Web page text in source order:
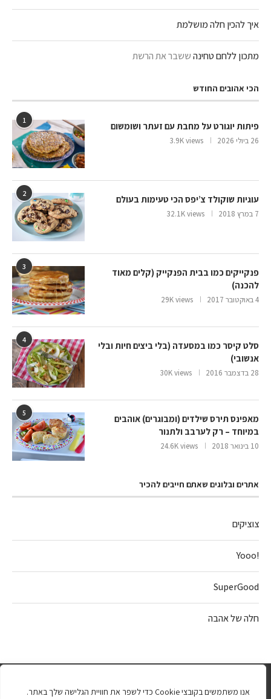
אנו משתמשים בקובצי Cookie כדי לשפר את חוויית הגלישה שלך באתר.
איך להכין חלה מושלמת
מתכון ללחם טחינהששבר את הרשת
הכי אהובים החודש
1
פיתות יוגורט על מחבת עם זעתר ושומשום
26 ביולי 2026 3.9K views
2
עוגיות שוקולד צ’יפס הכי טעימות בעולם
7 במרץ 2018 32.1K views
3
פנקייקים כמו בבית הפנקייק (קלים מאוד
להכנה)
4 באוקטובר 2017 29K views
4
סלט קיסר כמו במסעדה (בלי ביצים חיות ובלי
אנשובי)
28 בדצמבר 2016 30K views
5
מאפינס תירס שילדים (ומבוגרים) אוהבים
במיוחד – רק לערבב ולתנור
10 בינואר 2018 24.6K views
אתרים ובלוגים שאתם חייבים להכיר
צוציקים
!Yooo
SuperGood
חלה של אהבה